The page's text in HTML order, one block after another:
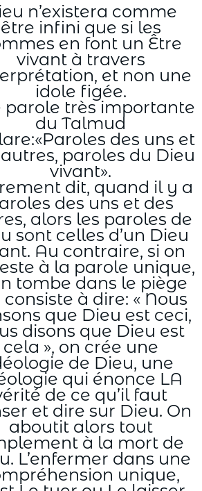
n’existera comme
être infini que si les
en font un Être
vivant à travers
et non une
idole figée.
parole très importante
du Talmud
des uns et
paroles du Dieu
vivant».
dit, quand il y a
des uns et des
alors les paroles de
sont celles d’un Dieu
Au contraire, si on
à la parole unique,
tombe dans le piège
consiste à dire: « Nous
que Dieu est ceci,
disons que Dieu est
cela », on crée une
de Dieu, une
qui énonce LA
de ce qu’il faut
et dire sur Dieu. On
aboutit alors tout
à la mort de
L’enfermer dans une
unique,